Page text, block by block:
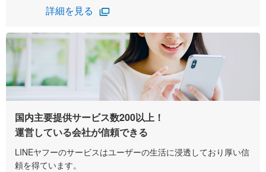
詳細を見る
国内主要提供サービス数200以上！
運営している会社が信頼できる
LINEヤフーのサービスはユーザーの生活に浸透しており厚い信
頼を得ています。